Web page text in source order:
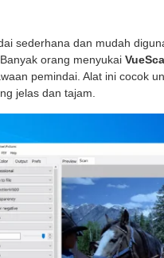
sederhana dan mudah
orang menyukai
pemindai. Alat ini cocok
jelas dan tajam.